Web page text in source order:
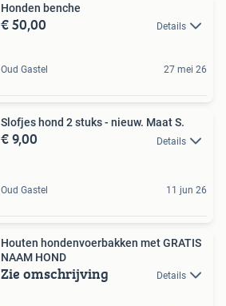
Honden benche
€ 50,00 Details
Oud Gastel 27 mei 26
Slofjes hond 2 stuks - nieuw. Maat S.
€ 9,00 Details
Oud Gastel 11 jun 26
Houten hondenvoerbakken met GRATIS
NAAM HOND
Zie omschrijving Details